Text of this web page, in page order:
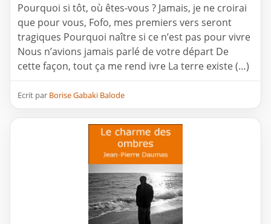
Pourquoi si tôt, où êtes-vous ? Jamais, je ne croirai
que pour vous, Fofo, mes premiers vers seront
tragiques Pourquoi naître si ce n’est pas pour vivre
Nous n’avions jamais parlé de votre départ De
cette façon, tout ça me rend ivre La terre existe (…)
Ecrit par Borise Gabaki Balode